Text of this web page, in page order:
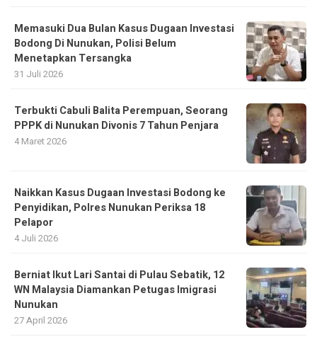
Memasuki Dua Bulan Kasus Dugaan Investasi
Bodong Di Nunukan, Polisi Belum
Menetapkan Tersangka
31 Juli 2026
Terbukti Cabuli Balita Perempuan, Seorang
PPPK di Nunukan Divonis 7 Tahun Penjara
4 Maret 2026
Naikkan Kasus Dugaan Investasi Bodong ke
Penyidikan, Polres Nunukan Periksa 18
Pelapor
4 Juli 2026
Berniat Ikut Lari Santai di Pulau Sebatik, 12
WN Malaysia Diamankan Petugas Imigrasi
Nunukan
27 April 2026